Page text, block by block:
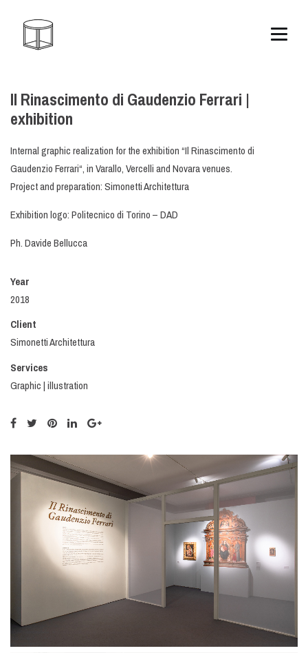
Il Rinascimento di Gaudenzio Ferrari |
exhibition
Internal graphic realization for the exhibition“Il Rinascimento di
Gaudenzio Ferrari“, in Varallo, Vercelli and Novara venues.
Project and preparation:Simonetti Architettura
Exhibition logo:Politecnico di Torino – DAD
Ph.Davide Bellucca
Year
2018
Client
Simonetti Architettura
Services
Graphic | illustration